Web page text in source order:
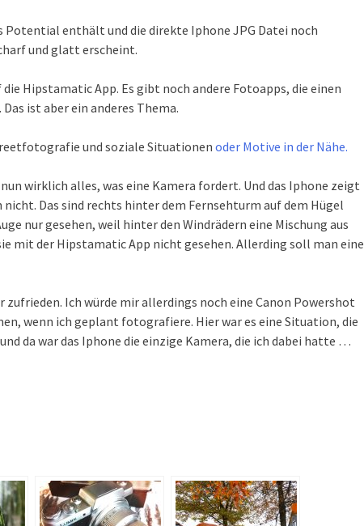
Potential enthält und die direkte Iphone JPG Datei noch
und glatt erscheint.
Hipstamatic App. Es gibt noch andere Fotoapps, die einen
ist aber ein anderes Thema.
und soziale Situationen oder Motive in der Nähe.
wirklich alles, was eine Kamera fordert. Und das Iphone zeigt
nicht. Das sind rechts hinter dem Fernsehturm auf dem Hügel
nur gesehen, weil hinter den Windrädern eine Mischung aus
mit der Hipstamatic App nicht gesehen. Allerding soll man eine
Ich würde mir allerdings noch eine Canon Powershot
wenn ich geplant fotografiere. Hier war es eine Situation, die
da war das Iphone die einzige Kamera, die ich dabei hatte …